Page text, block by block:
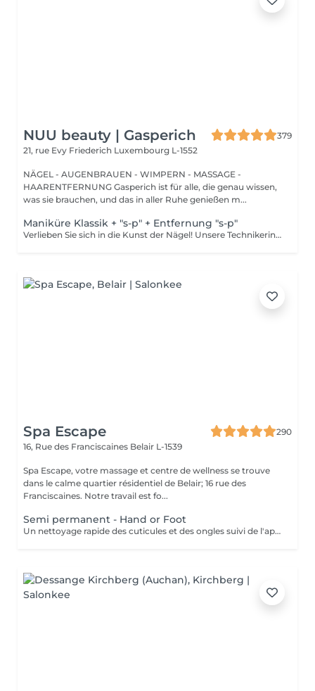
NUU beauty | Gasperich
379
21, rue Evy Friederich Luxembourg L-1552
NÄGEL - AUGENBRAUEN - WIMPERN - MASSAGE -
HAARENTFERNUNG Gasperich ist für alle, die genau wissen,
was sie brauchen, und das in aller Ruhe genießen m...
Maniküre Klassik + "s-p" + Entfernung "s-p"
Verlieben Sie sich in die Kunst der Nägel! Unsere Technikerinnen werden effektiv abgestorbene Hautzellen entfernen, die Nägel in Form bringen und feilen sowie die äußere Oberfläche polieren. Dann wird ein semi-permanenter Nagellack aufgetragen. Er sieht aus wie ein normaler Nagellack, hält aber viel länger auf Ihren Nägeln. Fantastisch, oder? Er wird in einer LED-Lampe getrocknet und hält wochenlang. Unsere Meisterinnen bieten klassische, Hardware- oder kombinierte Maniküre an. Wie wird die Maniküre mit semi-permanent Nagellack durchgeführt? - entfernen des alten semi-permanenten Lacks (falls erforderlich) - rauhe Haut wird entfernt - die Form der Nagelplatte wird korrigiert - die Nagelhaut und seitlichen Rillen werden korrigiert - Semi-permanenter Nagellack wird aufgetragen - Nagelhautöl und Handcreme werden aufgetragen Altersbeschränkungen: empfohlen ab 16 Jahren. Empfehlungen nach dem Eingriff: es gibt keine speziellen Empfehlungen nach diesem Verfahren. Frequenz: einmal in 3 Wochen.
Spa Escape
290
16, Rue des Franciscaines Belair L-1539
Spa Escape, votre massage et centre de wellness se trouve
dans le calme quartier résidentiel de Belair; 16 rue des
Franciscaines. Notre travail est fo...
Semi permanent - Hand or Foot
Un nettoyage rapide des cuticules et des ongles suivi de l'application d'un vernis à ongles semi-permanent de votre choix.